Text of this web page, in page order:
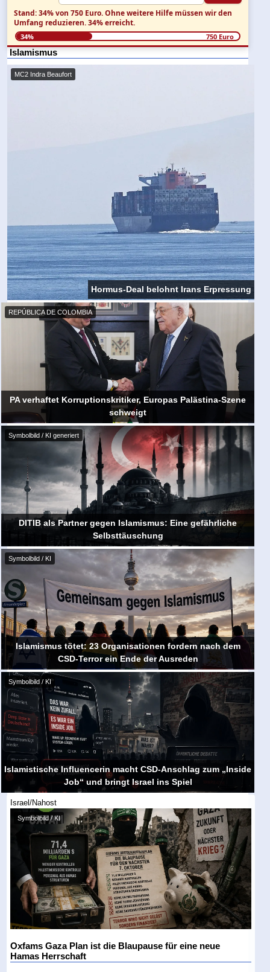
Stand: 34% von 750 Euro.Ohne weitere Hilfe müssen wir den
Umfang reduzieren.34% erreicht.
34% 750 Euro
Islamismus
MC2 Indra Beaufort
Hormus-Deal belohnt Irans Erpressung
REPÚBLICA DE COLOMBIA
PA verhaftet Korruptionskritiker, Europas Palästina-Szene
schweigt
Symbolbild / KI generiert
DITIB als Partner gegen Islamismus: Eine gefährliche
Selbsttäuschung
Symbolbild / KI
Islamismus tötet: 23 Organisationen fordern nach dem
CSD-Terror ein Ende der Ausreden
Symbolbild / KI
Islamistische Influencerin macht CSD-Anschlag zum „Inside
Job“ und bringt Israel ins Spiel
Israel/Nahost
Symbolbild / KI
Oxfams Gaza Plan ist die Blaupause für eine neue
Hamas Herrschaft